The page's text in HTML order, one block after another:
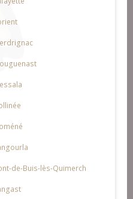
de-Buis-lès-Quimerch